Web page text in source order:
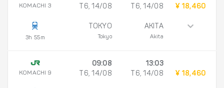
KOMACHI 3
3h 55m
T6, 14/08
TOKYO
Tokyo
T6, 14/08
AKITA
Akita
¥ 18,460
KOMACHI 9
09:08
T6, 14/08
13:03
T6, 14/08
¥ 18,460